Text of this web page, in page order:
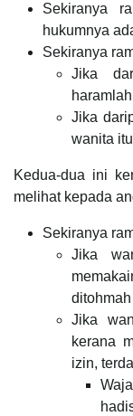
Sekiranya
hukumnya
Sekiranya
Jika
Jika
wanita
Kedua-dua ini
melihat kepada
Sekiranya
Jika
Jika
kerana
izin,